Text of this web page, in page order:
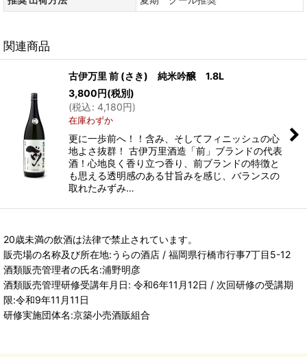
関連商品
古伊万里 前 (さき) 純米吟醸 1.8L
3,800円(税別)
(税込: 4,180円)
在庫わずか
更に一歩前へ！！含み、そしてフィニッシュの心
地よさ抜群！ 古伊万里酒造「前」ブランドの代表
酒！心地良く香り立つ香り、前ブランドの特徴と
も思える透明感のある甘旨みを感じ、バランスの
取れたみずみ…
20歳未満の飲酒は法律で禁止されています。
販売場の名称及び所在地:うらの酒店 / 福岡県行橋市行事7丁目5-12
酒類販売管理者の氏名:浦野明彦
酒類販売管理研修受講年月日: 令和6年11月12日 / 次回研修の受講期
限:令和9年11月11日
研修実施団体名:京築小売酒販組合